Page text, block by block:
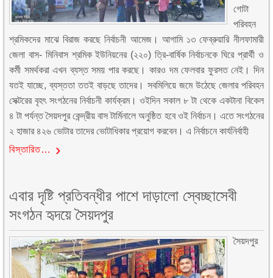
গোটা
পরিবহন
শ্রমিকদের মাঝে বিরাজ করছে নির্বাচনী আমেজ। আগামি ১৩ ফেব্রুয়ারি নীলফামারী
জেলা বাস- মিনিবাস শ্রমিক ইউনিয়নের (২২০) ত্রি-বার্ষিক নির্বাচনকে ঘিরে প্রার্থী ও
কর্মী সমর্থকরা এখন ব্যস্ত সময় পার করছে। কারও দম ফেলবার ফুরসত নেই। দিন
যতই যাচ্ছে, ব্যস্ততা ততই বাড়ছে তাদের। সবমিলিয়ে জমে উঠেছে জেলার পরিবহন
সেক্টরের বৃহৎ সংগঠনের নির্বাচনী কার্যক্রম। ওইদিন সকাল ৮ টা থেকে একটানা বিকেল
৪ টা পর্যন্ত সৈয়দপুর কেন্দ্রীয় বাস টার্মিনালে অনুষ্ঠিত হবে ওই নির্বাচন। এতে সংগঠনের
২ হাজার ৪২৬ ভোটার তাদের ভোটাধিকার প্রয়োগ করবেন। এ নির্বাচনে কার্যনির্বাহী
বিস্তারিত…
এবার দৃষ্টি প্রতিবন্ধীর পাশে দাড়ালো স্বেচ্ছাসেবী
সংগঠন হৃদয়ে সৈয়দপুর
সৈয়দপুর